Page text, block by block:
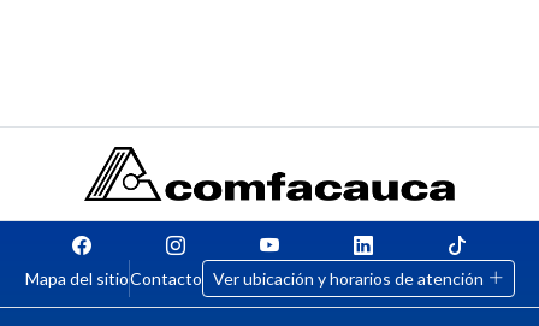
Mapa del sitioContacto Ver ubicación y horarios de atención